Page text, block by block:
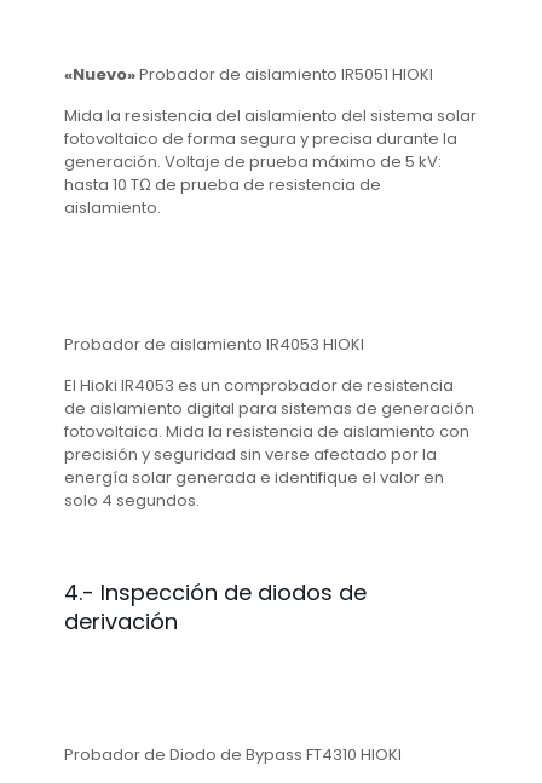
«Nuevo»Probador de aislamiento IR5051 HIOKI
Mida la resistencia del aislamiento del sistema solar
fotovoltaico de forma segura y precisa durante la
generación. Voltaje de prueba máximo de 5 kV:
hasta 10 TΩ de prueba de resistencia de
aislamiento.
Probador de aislamiento IR4053 HIOKI
El Hioki IR4053 es un comprobador de resistencia
de aislamiento digital para sistemas de generación
fotovoltaica. Mida la resistencia de aislamiento con
precisión y seguridad sin verse afectado por la
energía solar generada e identifique el valor en
solo 4 segundos.
4.- Inspección de diodos de
derivación
Probador de Diodo de Bypass FT4310 HIOKI